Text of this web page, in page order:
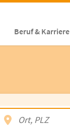
Beruf & Karriere